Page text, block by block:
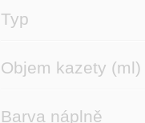
Typ
Objem kazety (ml)
Barva náplně